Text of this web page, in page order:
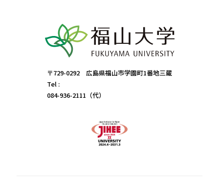
〒729-0292 広島県福山市学園町1番地三蔵
Tel :
084-936-2111（代）